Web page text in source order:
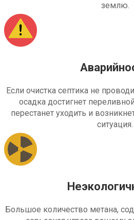
землю.
Если очистка септика не
осадка достигнет
перестанет уходить и
ситуация.
Большое количество метана,